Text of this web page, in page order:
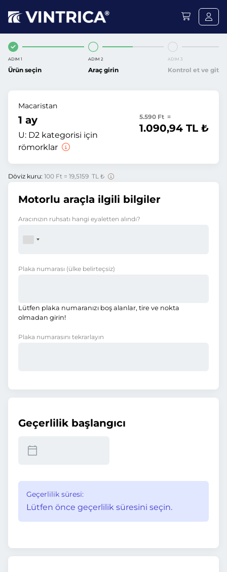
ADIM 1
Ürün seçin
ADIM 2
Araç girin
ADIM 3
Kontrol et ve git
Macaristan
1 ay
U: D2 kategorisi için
römorklar
5.590 Ft =
1.090,94 TL ₺
Döviz kuru: 100 Ft = 19,5159 TL ₺
Motorlu araçla ilgili bilgiler
Aracınızın ruhsatı hangi eyaletten alındı?
Plaka numarası (ülke belirteçsiz)
Lütfen plaka numaranızı boş alanlar, tire ve nokta
olmadan girin!
Plaka numarasını tekrarlayın
Geçerlilik başlangıcı
Geçerlilik süresi:
Lütfen önce geçerlilik süresini seçin.